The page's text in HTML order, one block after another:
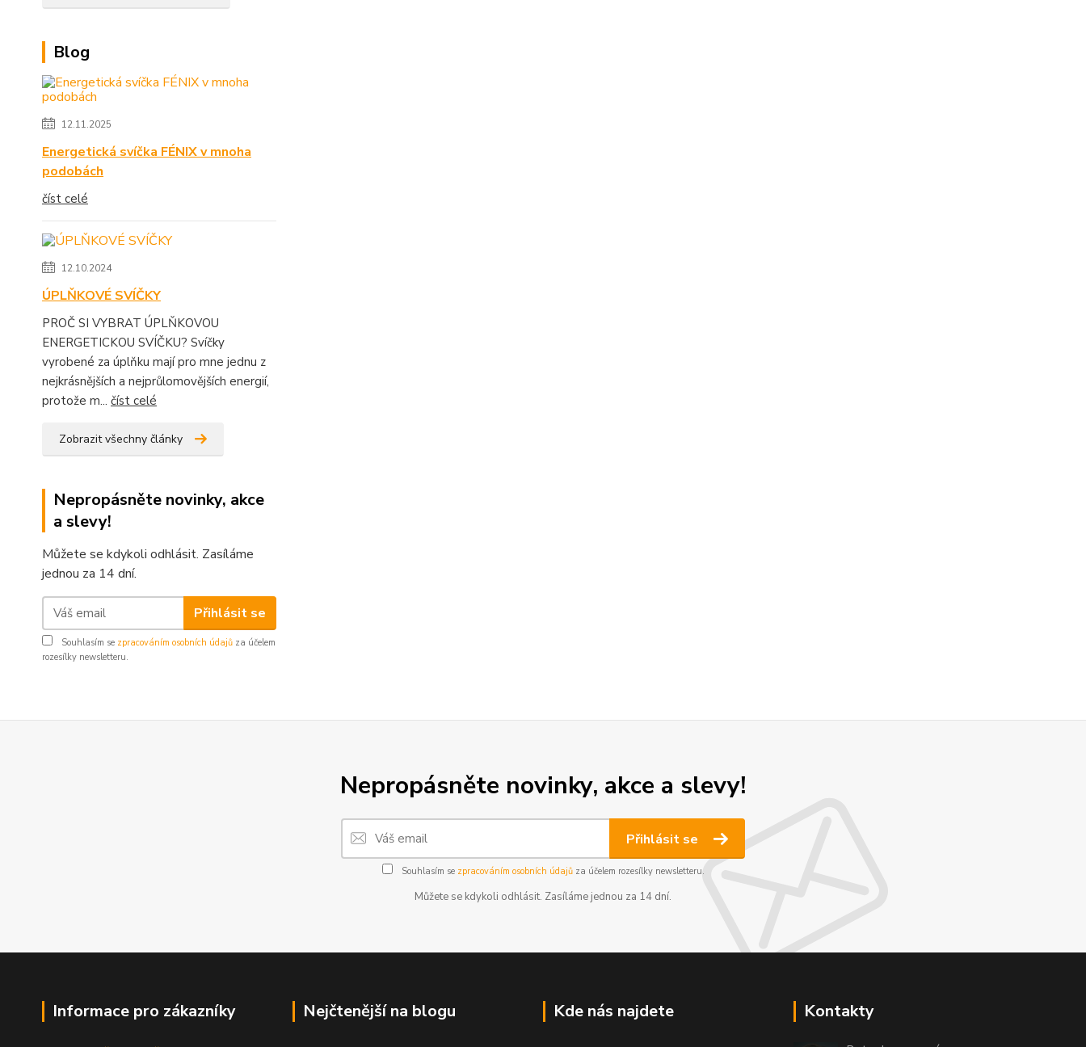
Blog
12.11.2025
Energetická svíčka FÉNIX v mnoha
podobách
číst celé
12.10.2024
ÚPLŇKOVÉ SVÍČKY
PROČ SI VYBRAT ÚPLŇKOVOU
ENERGETICKOU SVÍČKU? Svíčky
vyrobené za úplňku mají pro mne jednu z
nejkrásnějších a nejprůlomovějších energií,
protože m... číst celé
Zobrazit všechny články
Nepropásněte novinky, akce
a slevy!
Můžete se kdykoli odhlásit. Zasíláme
jednou za 14 dní.
Přihlásit se
Souhlasím se zpracováním osobních údajů za účelem
rozesílky newsletteru.
Nepropásněte novinky, akce a slevy!
Přihlásit se
Souhlasím se zpracováním osobních údajůza účelem rozesílky newsletteru.
Můžete se kdykoli odhlásit. Zasíláme jednou za 14 dní.
Informace pro zákazníky Nejčtenější na blogu Kde nás najdete Kontakty